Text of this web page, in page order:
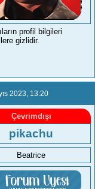
profil bilgileri
gizlidir.
2023 , 13:20
Çevrimdışı
pikachu
Beatrice